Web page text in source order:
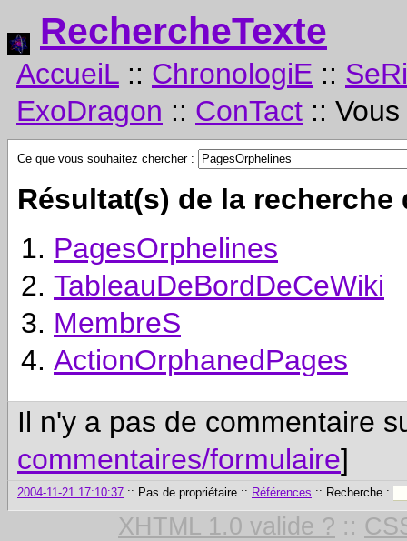
RechercheTexte
AccueiL :: ChronologiE ::
ExoDragon :: ConTact ::
Ce que vous souhaitez chercher :
Résultat(s) de la
PagesOrphelines
TableauDeBordDeCeWiki
MembreS
ActionOrphanedPages
Il n'y a pas de commentaire
commentaires/formulaire]
2004-11-21 17:10:37 :: Pas de propriétaire :: Références :: Recherche :
XHTML 1.0 valide ? ::